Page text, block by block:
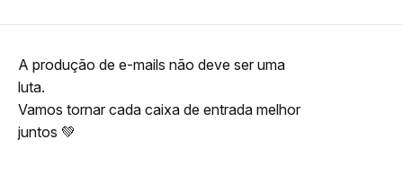
A produção de e-mails não deve ser uma
luta.
Vamos tornar cada caixa de entrada melhor
juntos 💚